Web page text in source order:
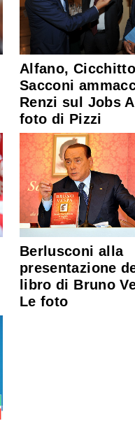
Alfano,
Sacconi
Renzi sul Jobs
foto di Pizzi
Berlusconi alla
presentazione
libro di Bruno
Le foto